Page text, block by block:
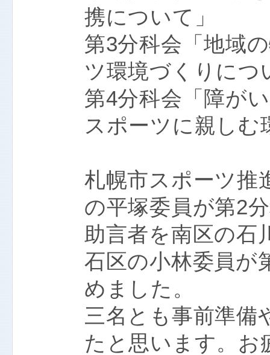
携について」
第3分科会「地域
ツ環境づくりにつ
第4分科会「障が
スポーツに親しむ
札幌市スポーツ推
の平塚委員が第2
助言者を南区の石
石区の小林委員が
めました。
三名とも事前準備
たと思います。お